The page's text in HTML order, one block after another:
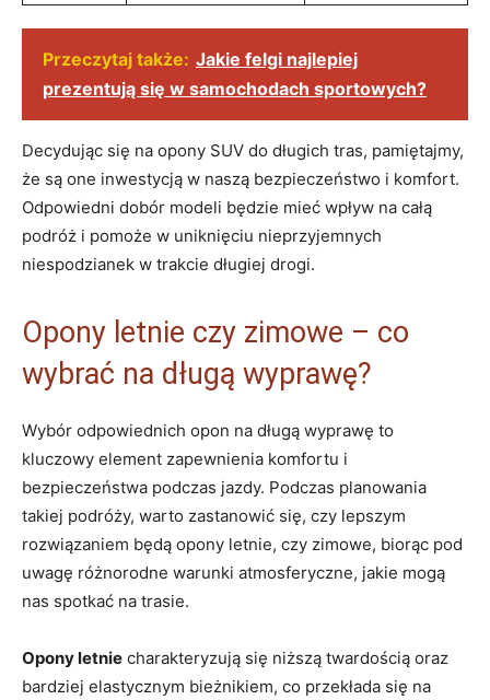
Przeczytaj także: Jakie felgi najlepiej
prezentują się w samochodach sportowych?
Decydując się na opony SUV do długich tras, pamiętajmy,
że są one inwestycją w naszą bezpieczeństwo i komfort.
Odpowiedni dobór modeli będzie mieć wpływ na całą
podróż i pomoże w uniknięciu nieprzyjemnych
niespodzianek w trakcie długiej drogi.
Opony letnie czy zimowe – co
wybrać na długą wyprawę?
Wybór odpowiednich opon na długą wyprawę to
kluczowy element zapewnienia komfortu i
bezpieczeństwa podczas jazdy. Podczas planowania
takiej podróży, warto zastanowić się, czy lepszym
rozwiązaniem będą opony letnie, czy zimowe, biorąc pod
uwagę różnorodne warunki atmosferyczne, jakie mogą
nas spotkać na trasie.
Opony letnie charakteryzują się niższą twardością oraz
bardziej elastycznym bieżnikiem, co przekłada się na